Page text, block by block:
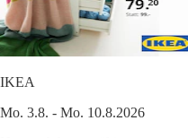
IKEA
Mo. 3.8. - Mo. 10.8.2026